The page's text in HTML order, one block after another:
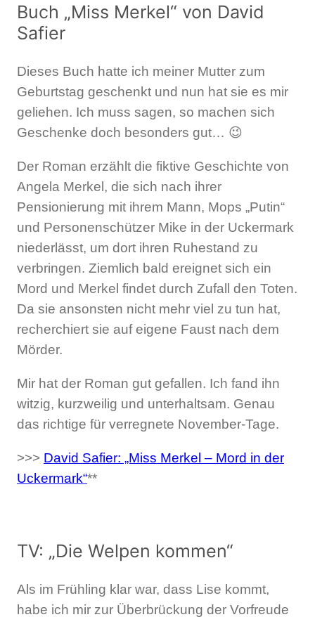
Buch „Miss Merkel“ von David
Safier
Dieses Buch hatte ich meiner Mutter zum
Geburtstag geschenkt und nun hat sie es mir
geliehen. Ich muss sagen, so machen sich
Geschenke doch besonders gut… 😉
Der Roman erzählt die fiktive Geschichte von
Angela Merkel, die sich nach ihrer
Pensionierung mit ihrem Mann, Mops „Putin“
und Personenschützer Mike in der Uckermark
niederlässt, um dort ihren Ruhestand zu
verbringen. Ziemlich bald ereignet sich ein
Mord und Merkel findet durch Zufall den Toten.
Da sie ansonsten nicht mehr viel zu tun hat,
recherchiert sie auf eigene Faust nach dem
Mörder.
Mir hat der Roman gut gefallen. Ich fand ihn
witzig, kurzweilig und unterhaltsam. Genau
das richtige für verregnete November-Tage.
>>> David Safier: „Miss Merkel – Mord in der
Uckermark“**
TV: „Die Welpen kommen“
Als im Frühling klar war, dass Lise kommt,
habe ich mir zur Überbrückung der Vorfreude